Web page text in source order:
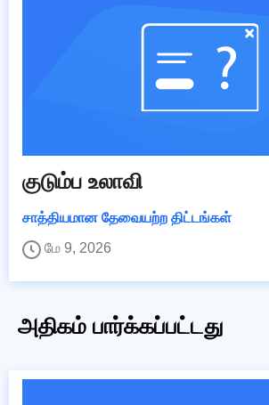
குடும்ப உலாவி
சாத்தியமான தேவையற்ற திட்டங்கள்
மே 9, 2026
அதிகம் பார்க்கப்பட்டது